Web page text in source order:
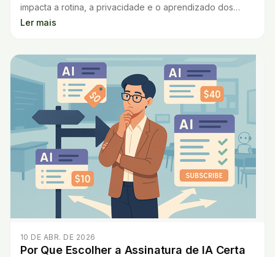
impacta a rotina, a privacidade e o aprendizado dos
alunos. Veja dicas práticas para professores.
Ler mais
10 DE ABR. DE 2026
Por Que Escolher a Assinatura de IA Certa